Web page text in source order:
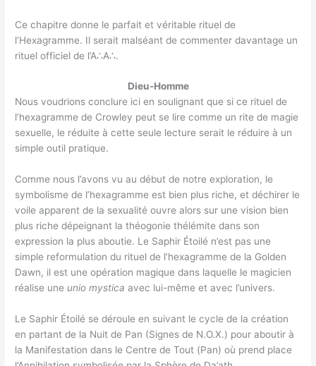
Ce chapitre donne le parfait et véritable rituel de
l’Hexagramme. Il serait malséant de commenter davantage un
rituel officiel de l’A∴A∴.
Dieu-Homme
Nous voudrions conclure ici en soulignant que si ce rituel de
l’hexagramme de Crowley peut se lire comme un rite de magie
sexuelle, le réduite à cette seule lecture serait le réduire à un
simple outil pratique.
Comme nous l’avons vu au début de notre exploration, le
symbolisme de l’hexagramme est bien plus riche, et déchirer le
voile apparent de la sexualité ouvre alors sur une vision bien
plus riche dépeignant la théogonie thélémite dans son
expression la plus aboutie. Le Saphir Étoilé n’est pas une
simple reformulation du rituel de l’hexagramme de la Golden
Dawn, il est une opération magique dans laquelle le magicien
réalise une unio mystica avec lui-même et avec l’univers.
Le Saphir Étoilé se déroule en suivant le cycle de la création
en partant de la Nuit de Pan (Signes de N.O.X.) pour aboutir à
la Manifestation dans le Centre de Tout (Pan) où prend place